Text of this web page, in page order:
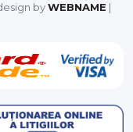
byWEBNAME |